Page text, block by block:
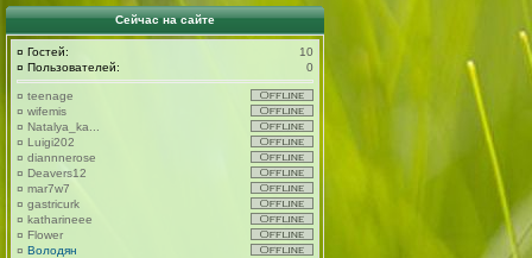
Сейчас на сайте
¤ Гостей:
10
¤ Пользователей: 0
¤ teenage
¤ wifemis
¤ Natalya_ka...
¤ Luigi202
¤ diannnerose
¤ Deavers12
¤ mar7w7
¤ gastricurk
¤ katharineee
¤ Flower
¤ Володян